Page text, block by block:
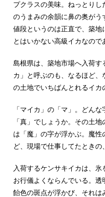
プクラスの美味。ねっとり
のうまみの余韻に鼻の奥が
値段というのは正直で、築
とはいかない高級イカなので
島根県は、築地市場へ入荷す
カ」と呼ぶのも、なるほど
の土地でいちばんとれるイカ
「マイカ」の「マ」。どん
「真」でしょうか。その土
は「魔」の字が浮かぶ。魔
ど、現場で仕事してたときの
入荷するケンサキイカは、
お行儀よくならんでいる。
飴色の斑点が浮かび、それ